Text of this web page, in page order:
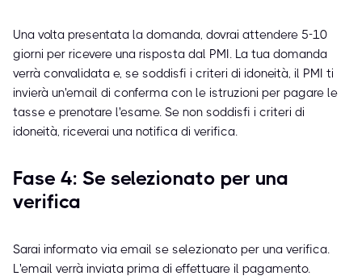
Una volta presentata la domanda, dovrai attendere 5-10
giorni per ricevere una risposta dal PMI. La tua domanda
verrà convalidata e, se soddisfi i criteri di idoneità, il PMI ti
invierà un'email di conferma con le istruzioni per pagare le
tasse e prenotare l'esame. Se non soddisfi i criteri di
idoneità, riceverai una notifica di verifica.
Fase 4: Se selezionato per una
verifica
Sarai informato via email se selezionato per una verifica.
L'email verrà inviata prima di effettuare il pagamento.